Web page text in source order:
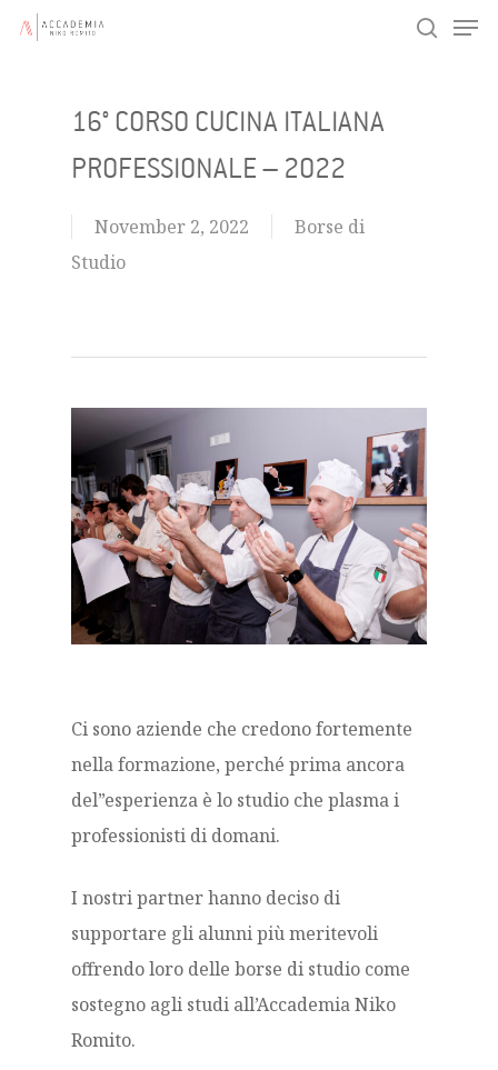
Skip
16° CORSO CUCINA ITALIANA
PROFESSIONALE – 2022
November 2, 2022
Borse di
Studio
Ci sono aziende che credono fortemente
nella formazione, perché prima ancora
del”esperienza è lo studio che plasma i
professionisti di domani.
I nostri partner hanno deciso di
supportare gli alunni più meritevoli
offrendo loro delle borse di studio come
sostegno agli studi all’Accademia Niko
Romito.